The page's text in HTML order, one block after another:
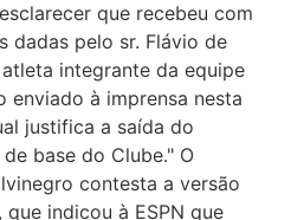
que recebeu com
dadas pelo sr. Flávio de
integrante da equipe
enviado à imprensa nesta
justifica a saída do
base do Clube." O
contesta a versão
indicou à ESPN que